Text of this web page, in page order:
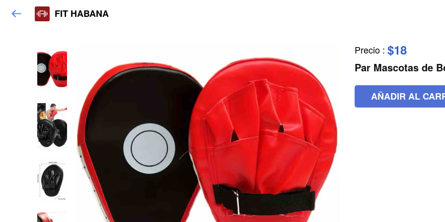
FIT HABANA
Precio : $18
Par Mascotas de
AÑADIR AL